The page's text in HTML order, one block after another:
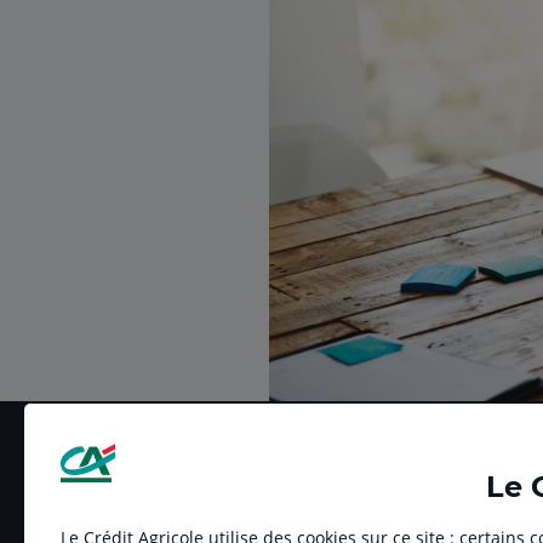
Le
Le Crédit Agricole utilise des cookies sur ce site : certains